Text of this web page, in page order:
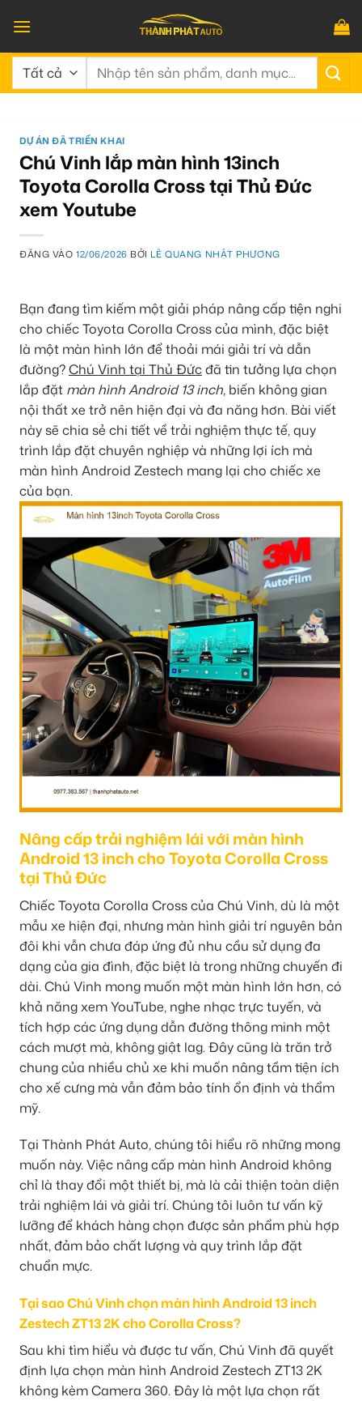
qua
nội
dung
Tìm
DỰ ÁN ĐÃ TRIỂN KHAI
Chú Vinh lắp màn hình 13inch
Toyota Corolla Cross tại Thủ Đức
xem Youtube
ĐĂNG VÀO12/06/2026 BỞI LÊ QUANG NHẬT PHƯƠNG
Bạn đang tìm kiếm một giải pháp nâng cấp tiện nghi
cho chiếc Toyota Corolla Cross của mình, đặc biệt
là một màn hình lớn để thoải mái giải trí và dẫn
đường?Chú Vinh tại Thủ Đứcđã tin tưởng lựa chọn
lắp đặt màn hình Android 13 inch, biến không gian
nội thất xe trở nên hiện đại và đa năng hơn. Bài viết
này sẽ chia sẻ chi tiết về trải nghiệm thực tế, quy
trình lắp đặt chuyên nghiệp và những lợi ích mà
màn hình Android Zestech mang lại cho chiếc xe
của bạn.
Nâng cấp trải nghiệm lái với màn hình
Android 13 inch cho Toyota Corolla Cross
tại Thủ Đức
Chiếc Toyota Corolla Cross của Chú Vinh, dù là một
mẫu xe hiện đại, nhưng màn hình giải trí nguyên bản
đôi khi vẫn chưa đáp ứng đủ nhu cầu sử dụng đa
dạng của gia đình, đặc biệt là trong những chuyến đi
dài. Chú Vinh mong muốn một màn hình lớn hơn, có
khả năng xem YouTube, nghe nhạc trực tuyến, và
tích hợp các ứng dụng dẫn đường thông minh một
cách mượt mà, không giật lag. Đây cũng là trăn trở
chung của nhiều chủ xe khi muốn nâng tầm tiện ích
cho xế cưng mà vẫn đảm bảo tính ổn định và thẩm
mỹ.
Tại Thành Phát Auto, chúng tôi hiểu rõ những mong
muốn này. Việc nâng cấp màn hình Android không
chỉ là thay đổi một thiết bị, mà là cải thiện toàn diện
trải nghiệm lái và giải trí. Chúng tôi luôn tư vấn kỹ
lưỡng để khách hàng chọn được sản phẩm phù hợp
nhất, đảm bảo chất lượng và quy trình lắp đặt
chuẩn mực.
Tại sao Chú Vinh chọn màn hình Android 13 inch
Zestech ZT13 2K cho Corolla Cross?
Sau khi tìm hiểu và được tư vấn, Chú Vinh đã quyết
định lựa chọn màn hình Android Zestech ZT13 2K
không kèm Camera 360. Đây là một lựa chọn rất